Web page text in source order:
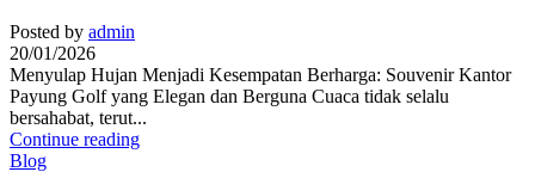
Posted by admin
20/01/2026
Menyulap Hujan Menjadi Kesempatan Berharga: Souvenir Kantor
Payung Golf yang Elegan dan Berguna Cuaca tidak selalu
bersahabat, terut...
Continue reading
Blog